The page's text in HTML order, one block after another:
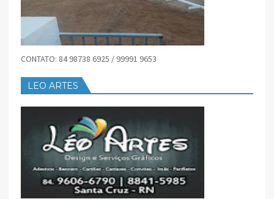
CONTATO: 84 98738 6925 / 99991 9653
LEO ARTES